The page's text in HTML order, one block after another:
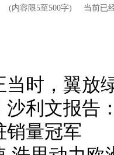
(内容限5至500字) 当前已
当时，翼放
利文报告
销量冠军